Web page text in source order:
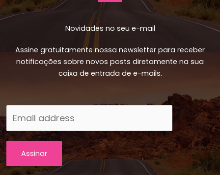
Novidades no seu e-mail
Assine gratuitamente nossa newsletter para receber
notificações sobre novos posts diretamente na sua
caixa de entrada de e-mails.
Assinar